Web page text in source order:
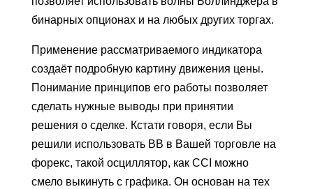
бинарных опционах и на любых других торгах.
Применение рассматриваемого индикатора
создаёт подробную картину движения цены.
Понимание принципов его работы позволяет
сделать нужные выводы при принятии
решения о сделке. Кстати говоря, если Вы
решили использовать ВВ в Вашей торговле на
форекс, такой осциллятор, как CCI можно
смело выкинуть с графика. Он основан на тех